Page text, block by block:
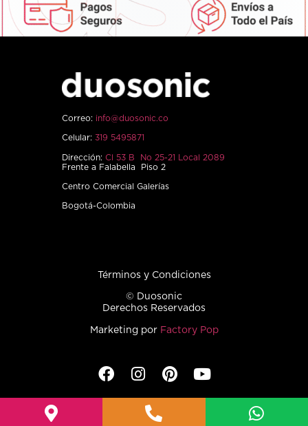
Correo: info@duosonic.co
Celular: 319 5495871
Dirección: Cl 53 B No 25-21 Local 2089
Frente a Falabella Piso 2
Centro Comercial Galerías
Bogotá-Colombia
Términos y Condiciones
© Duosonic
Derechos Reservados
Marketing por Factory Pop